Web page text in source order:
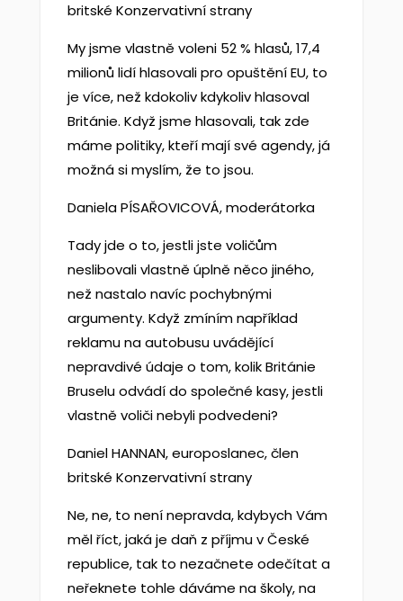
britské Konzervativní strany
My jsme vlastně voleni 52 % hlasů, 17,4
milionů lidí hlasovali pro opuštění EU, to
je více, než kdokoliv kdykoliv hlasoval
Británie. Když jsme hlasovali, tak zde
máme politiky, kteří mají své agendy, já
možná si myslím, že to jsou.
Daniela PÍSAŘOVICOVÁ, moderátorka
Tady jde o to, jestli jste voličům
neslibovali vlastně úplně něco jiného,
než nastalo navíc pochybnými
argumenty. Když zmíním například
reklamu na autobusu uvádějící
nepravdivé údaje o tom, kolik Británie
Bruselu odvádí do společné kasy, jestli
vlastně voliči nebyli podvedeni?
Daniel HANNAN, europoslanec, člen
britské Konzervativní strany
Ne, ne, to není nepravda, kdybych Vám
měl říct, jaká je daň z příjmu v České
republice, tak to nezačnete odečítat a
neřeknete tohle dáváme na školy, na